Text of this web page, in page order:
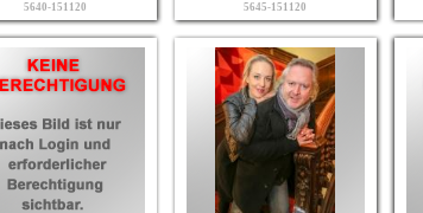
5640-151120 5645-151120